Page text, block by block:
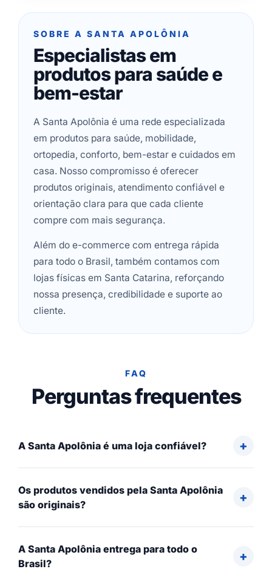
SOBRE A SANTA APOLÔNIA
Especialistas em
produtos para saúde e
bem-estar
A Santa Apolônia é uma rede especializada
em produtos para saúde, mobilidade,
ortopedia, conforto, bem-estar e cuidados em
casa. Nosso compromisso é oferecer
produtos originais, atendimento confiável e
orientação clara para que cada cliente
compre com mais segurança.
Além do e-commerce com entrega rápida
para todo o Brasil, também contamos com
lojas físicas em Santa Catarina, reforçando
nossa presença, credibilidade e suporte ao
cliente.
FAQ
Perguntas frequentes
A Santa Apolônia é uma loja confiável?
Os produtos vendidos pela Santa Apolônia
são originais?
A Santa Apolônia entrega para todo o
Brasil?